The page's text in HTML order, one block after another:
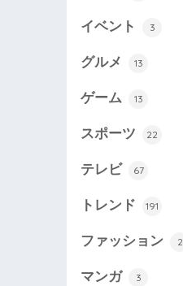
イベント 3
グルメ 13
ゲーム 13
スポーツ 22
テレビ 67
トレンド 191
ファッション 2
マンガ 3